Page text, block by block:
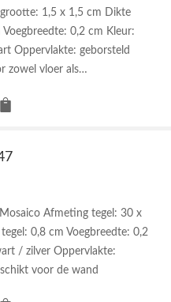
1,5 x 1,5 cm Dikte
Voegbreedte: 0,2 cm Kleur:
Oppervlakte: geborsteld
zowel vloer als…
Afmeting tegel: 30 x
0,8 cm Voegbreedte: 0,2
/ zilver Oppervlakte:
voor de wand